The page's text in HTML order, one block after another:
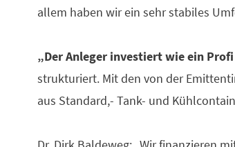
allem haben wir ein sehr stabiles
„Der Anleger investiert wie ein
strukturiert. Mit den von der
aus Standard,- Tank- und